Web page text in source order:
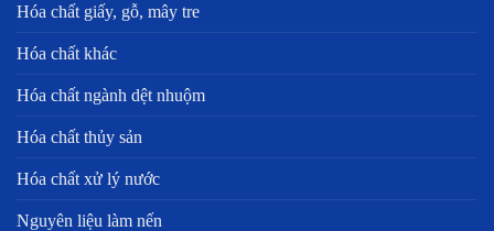
Hóa chất giấy, gỗ, mây tre
Hóa chất khác
Hóa chất ngành dệt nhuộm
Hóa chất thủy sản
Hóa chất xử lý nước
Nguyên liệu làm nến